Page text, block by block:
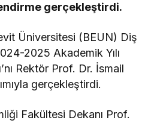
gerçekleştirdi.
Üniversitesi (BEUN) Diş
2025 Akademik Yılı
Rektör Prof. Dr. İsmail
gerçekleştirdi.
Fakültesi Dekanı Prof.